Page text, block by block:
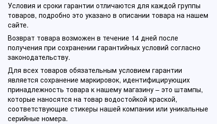
Условия и сроки гарантии отличаются для каждой группы
товаров, подробно это указано в описании товара на нашем
сайте.
Возврат товара возможен в течение 14 дней после
получения при сохранении гарантийных условий согласно
законодательству.
Для всех товаров обязательным условием гарантии
является сохранение маркировок, идентифицирующих
принадлежность товара к нашему магазину – это штампы,
которые наносятся на товар водостойкой краской,
соответствующие стикеры нашей компании или уникальные
серийные номера.